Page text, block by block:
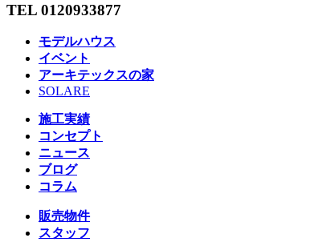
TEL 0120933877
モデルハウス
イベント
アーキテックスの家
SOLARE
施工実績
コンセプト
ニュース
ブログ
コラム
販売物件
スタッフ